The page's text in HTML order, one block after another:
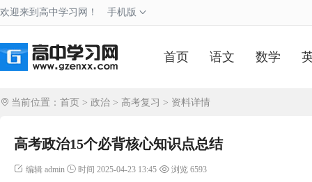
欢迎来到高中学习网！ 手机版
首页 语文 数学
当前位置： 首页 > 政治 > 高考复习 > 资料详情
高考政治15个必背核心知识点总结
编辑 admin 时间 2025-04-23 13:45 浏览 6593